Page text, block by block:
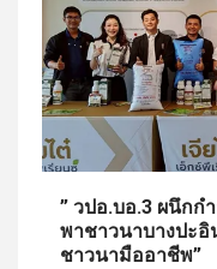
” วปอ.บอ.3 ผนึกก
พาชาวนาบางปะอิ
ชาวนามืออาชีพ”